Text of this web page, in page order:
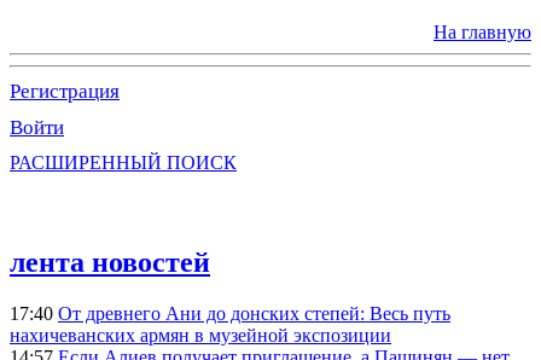
На главную
Регистрация
Войти
РАСШИРЕННЫЙ ПОИСК
лента новостей
17:40 От древнего Ани до донских степей: Весь путь
нахичеванских армян в музейной экспозиции